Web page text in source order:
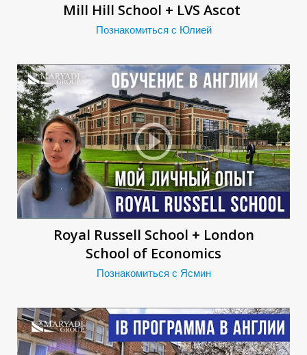
О
Mill Hill School + LVS Ascot
Познакомиться с Юлией
Royal Russell School + London
School of Economics
Познакомиться с Ясмин